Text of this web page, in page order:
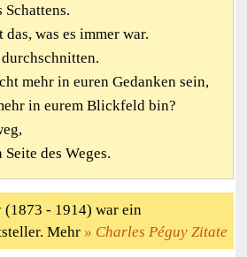
Schattens.
was es immer war.
mehr in euren Gedanken sein,
in eurem Blickfeld bin?
des Weges.
(1873 - 1914) war ein
Mehr
Charles Péguy Zitate